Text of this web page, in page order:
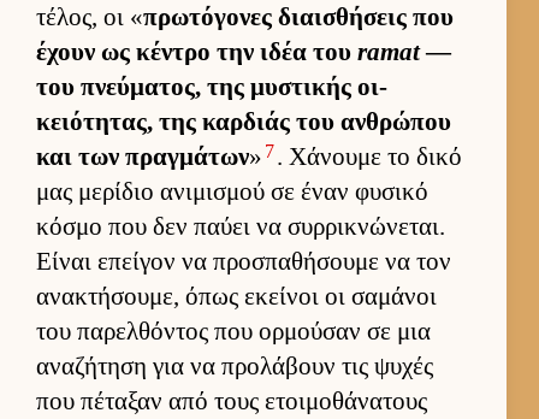
τέλος, οι «πρωτόγονες διαι­σθήσεις που
έχουν ως κέντρο την ιδέα του ramat—
του πνεύ­ματος, της μυστικής οι­
κειότητας, της καρ­διάς του αν­θρώπου
και των πραγ­μάτων» 7. Χάνουμε το δικό
μας μερίδιο ανιμισμού σε έναν φυσικό
κόσμο που δεν παύει να συρ­ρικνώνεται.
Εί­ναι επεί­γον να προσπαθήσουμε να τον
ανακτήσου­με, όπως εκεί­νοι οι σαμάνοι
του παρελ­θόντος που ορ­μού­σαν σε μια
αναζήτηση για να προλάβουν τις ψυχές
που πέταξαν από τους ετοι­μοθάνατους